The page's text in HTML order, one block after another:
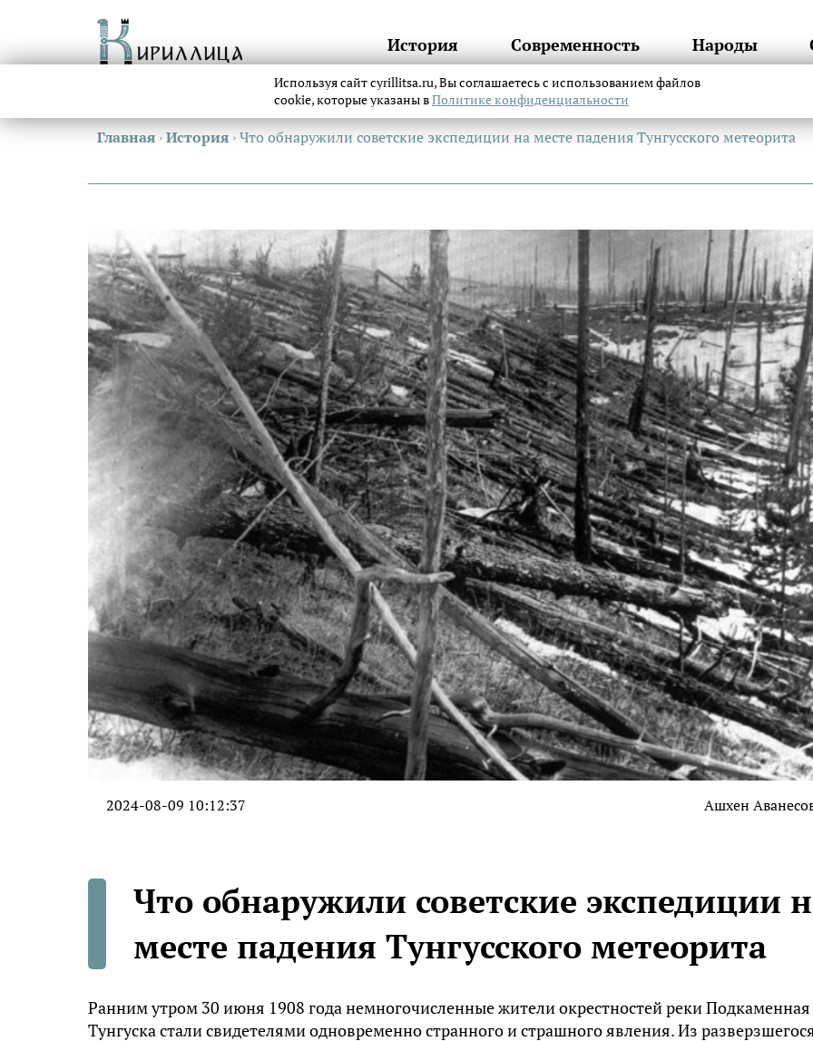
История Современность Народы
Главная ›История ›Что обнаружили советские экспедиции на месте падения Тунгусского метеорита
2024-08-09 10:12:37 Ашхен
Что обнаружили советские экспедиции
месте падения Тунгусского метеорита
Ранним утром 30 июня 1908 года немногочисленные жители окрестностей реки Подкаменная
Тунгуска стали свидетелями одновременно странного и страшного явления. Из
Используя сайт cyrillitsa.ru, Вы соглашаетесь с использованием файлов
cookie, которые указаны вПолитике конфиденциальности